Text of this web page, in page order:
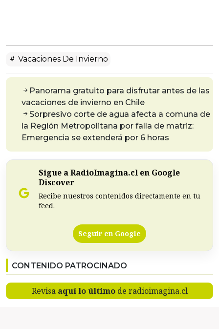
Vacaciones De Invierno
Panorama gratuito para disfrutar antes de las
vacaciones de invierno en Chile
Sorpresivo corte de agua afecta a comuna de
la Región Metropolitana por falla de matriz:
Emergencia se extenderá por 6 horas
Sigue a RadioImagina.cl en Google
Discover
Recibe nuestros contenidos directamente en tu
feed.
Seguir en Google
CONTENIDO PATROCINADO
Revisa aquí lo últimode radioimagina.cl